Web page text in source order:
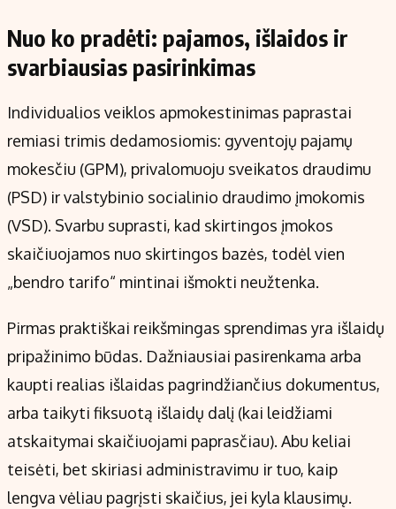
Nuo ko pradėti: pajamos, išlaidos ir
svarbiausias pasirinkimas
Individualios veiklos apmokestinimas paprastai
remiasi trimis dedamosiomis: gyventojų pajamų
mokesčiu (GPM), privalomuoju sveikatos draudimu
(PSD) ir valstybinio socialinio draudimo įmokomis
(VSD). Svarbu suprasti, kad skirtingos įmokos
skaičiuojamos nuo skirtingos bazės, todėl vien
„bendro tarifo“ mintinai išmokti neužtenka.
Pirmas praktiškai reikšmingas sprendimas yra išlaidų
pripažinimo būdas. Dažniausiai pasirenkama arba
kaupti realias išlaidas pagrindžiančius dokumentus,
arba taikyti fiksuotą išlaidų dalį (kai leidžiami
atskaitymai skaičiuojami paprasčiau). Abu keliai
teisėti, bet skiriasi administravimu ir tuo, kaip
lengva vėliau pagrįsti skaičius, jei kyla klausimų.